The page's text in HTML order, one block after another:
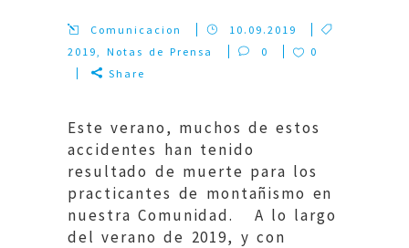
Comunicacion
10.09.2019
2019,Notas de Prensa 0
0
Share
Este verano, muchos de estos
accidentes han tenido
resultado de muerte para los
practicantes de montañismo en
nuestra Comunidad. A lo largo
del verano de 2019, y con